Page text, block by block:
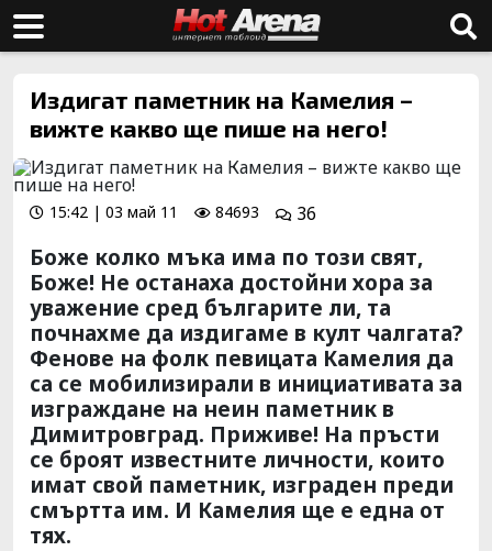
Издигат паметник на Камелия –
вижте какво ще пише на него!
15:42 | 03 май 11 84693 36
Боже колко мъка има по този свят,
Боже! Не останаха достойни хора за
уважение сред българите ли, та
почнахме да издигаме в култ чалгата?
Фенове на фолк певицата Камелия да
са се мобилизирали в инициативата за
изграждане на неин паметник в
Димитровград. Приживе! На пръсти
се броят известните личности, които
имат свой паметник, изграден преди
смъртта им. И Камелия ще е една от
тях.